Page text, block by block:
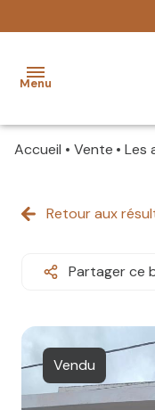
Menu
locations
Locations
durée
saisonnières
Locations
estimation
l'agence
Accueil Vente
Retour aux
Partager ce
Vendu